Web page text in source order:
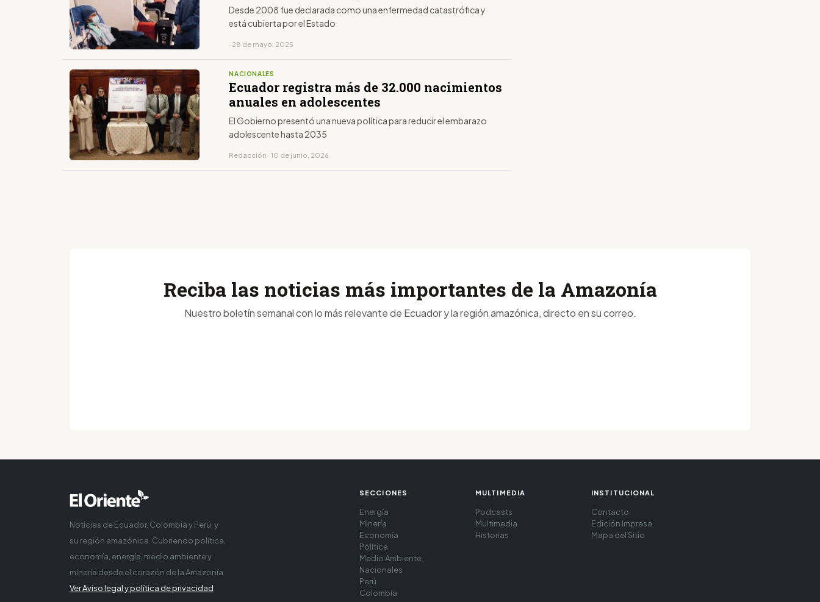
Desde 2008 fue declarada como una enfermedad catastrófica y
está cubierta por el Estado
· 28 de mayo, 2025
NACIONALES
Ecuador registra más de 32.000 nacimientos
anuales en adolescentes
El Gobierno presentó una nueva política para reducir el embarazo
adolescente hasta 2035
Redacción · 10 de junio, 2026
Reciba las noticias más importantes de la Amazonía
Nuestro boletín semanal con lo más relevante de Ecuador y la región amazónica, directo en su correo.
Noticias de Ecuador, Colombia y Perú, y
su región amazónica. Cubriendo política,
economía, energía, medio ambiente y
minería desde el corazón de la Amazonía
Ver Aviso legal y política de privacidad
SECCIONES
Energía
Minería
Economía
Política
Medio Ambiente
Nacionales
Perú
Colombia
MULTIMEDIA
Podcasts
Multimedia
Historias
INSTITUCIONAL
Contacto
Edición Impresa
Mapa del Sitio